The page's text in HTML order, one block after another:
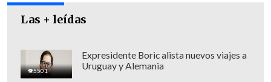
Las + leídas
5501
Expresidente Boric alista nuevos viajes a
Uruguay y Alemania